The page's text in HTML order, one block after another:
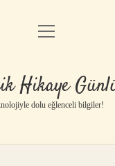
Anasayfa
Yasal Uyarı
menüyü
Hikaye
dolu eğlenceli bilgiler!